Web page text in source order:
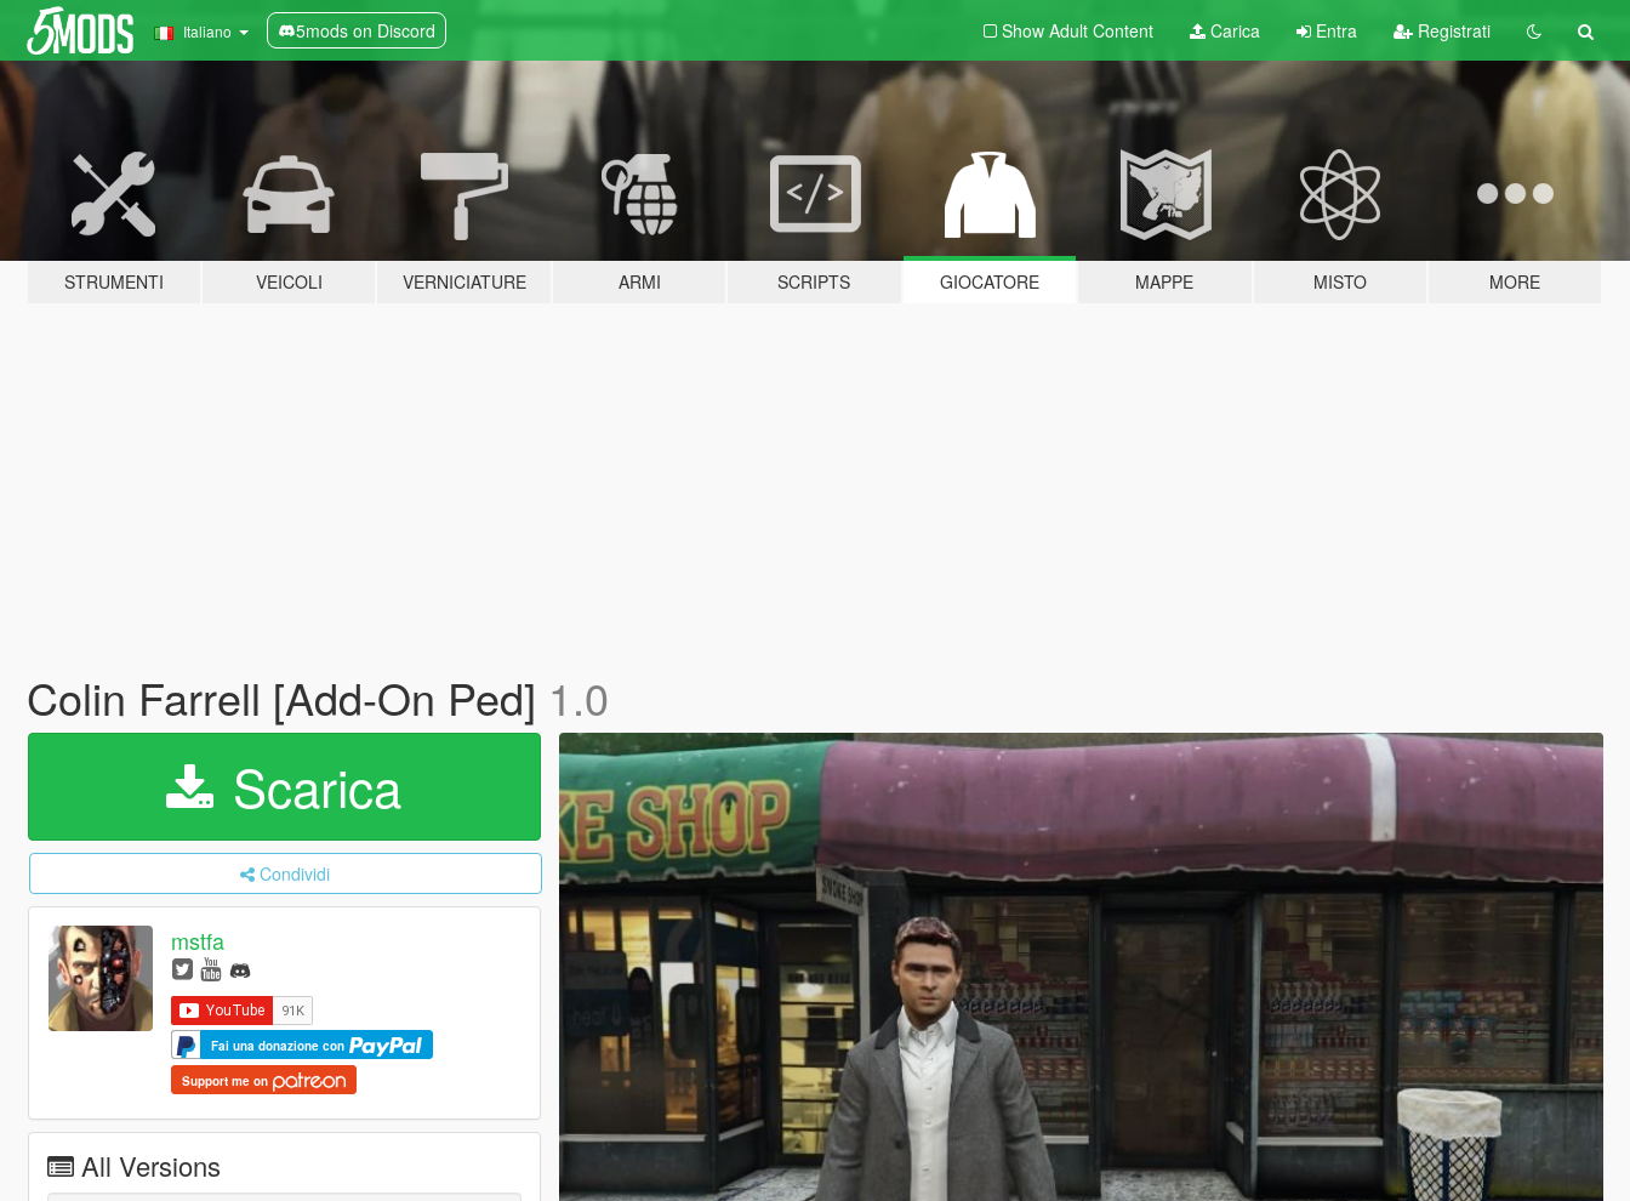
Italiano 5mods on Discord Show Adult Content Carica Entra Registrati
STRUMENTI VEICOLI VERNICIATURE ARMI SCRIPTS GIOCATORE MAPPE MISTO MORE
Colin Farrell [Add-On Ped] 1.0
Scarica
Condividi
mstfa
Fai una donazione con
Support me on
All Versions